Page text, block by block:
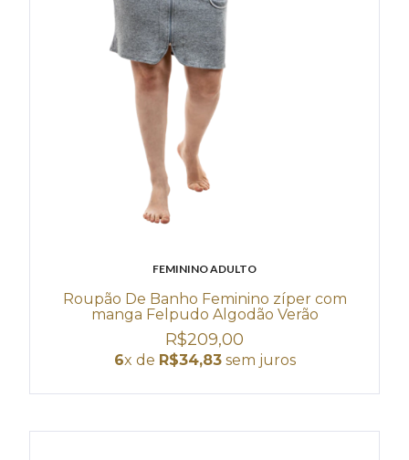
FEMININO ADULTO
Roupão De Banho Feminino zíper com
manga Felpudo Algodão Verão
R$209,00
6x de R$34,83sem juros